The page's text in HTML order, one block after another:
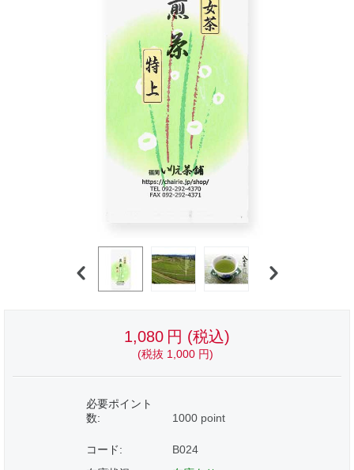
1,080 円 (税込)
(税抜 1,000 円)
必要ポイント
数:
1000 point
コード:
B024